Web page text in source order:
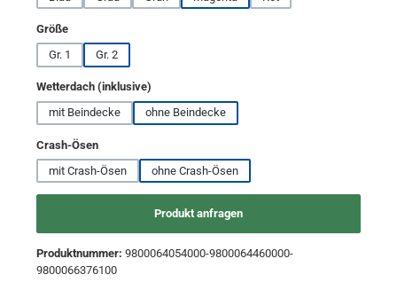
Größeauswählen
Gr. 1
Gr. 2
Wetterdach (inklusive)
mit Beindecke
ohne Beindecke
Crash-Ösenauswählen
mit Crash-Ösen
ohne Crash-Ösen
Produkt anfragen
Produktnummer: 9800064054000-9800064460000-
9800066376100